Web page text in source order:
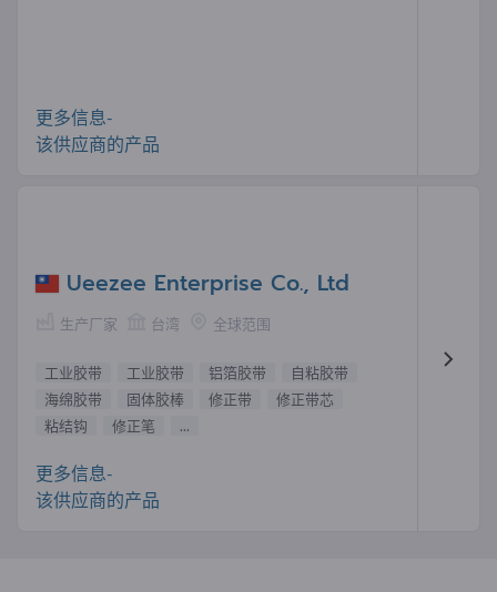
更多信息-
该供应商的产品
Ueezee Enterprise Co., Ltd
生产厂家 台湾 全球范围
工业胶带 工业胶带 铝箔胶带
自粘胶带
海绵胶带
固体胶棒 修正带
修正带芯
粘结钩
修正笔 ...
更多信息-
该供应商的产品